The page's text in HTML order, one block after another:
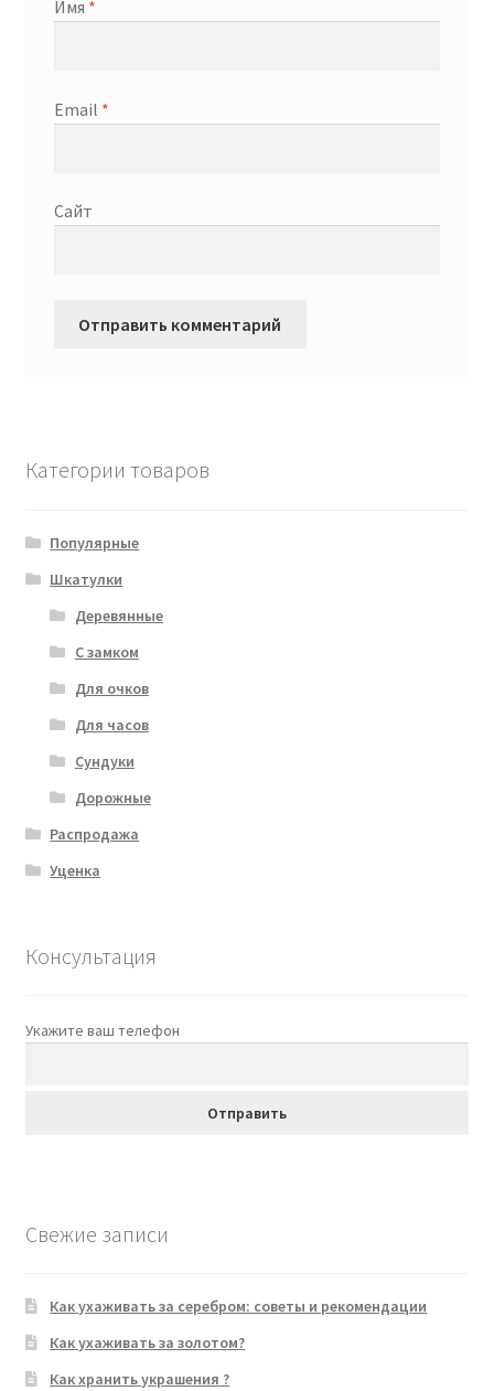
Имя *
Email *
Сайт
Категории товаров
Популярные
Шкатулки
Деревянные
С замком
Для очков
Для часов
Сундуки
Дорожные
Распродажа
Уценка
Консультация
Укажите ваш телефон
Свежие записи
Как ухаживать за серебром: советы и рекомендации
Как ухаживать за золотом?
Как хранить украшения ?